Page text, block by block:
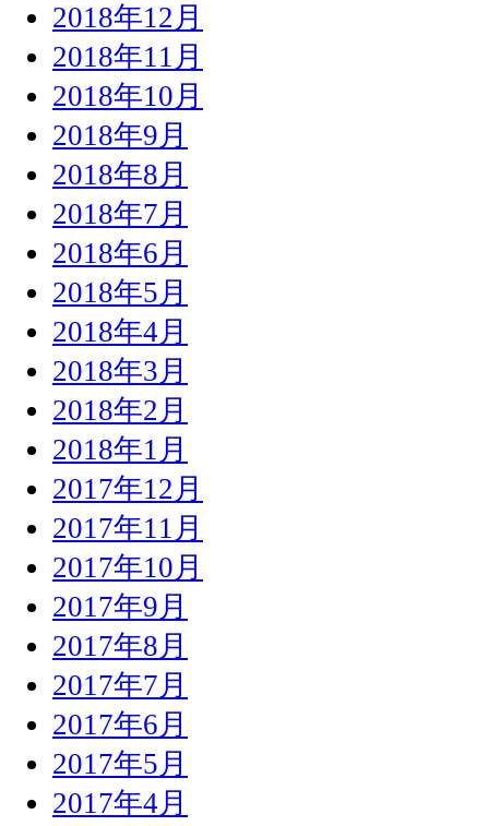
2018年12月
2018年11月
2018年10月
2018年9月
2018年8月
2018年7月
2018年6月
2018年5月
2018年4月
2018年3月
2018年2月
2018年1月
2017年12月
2017年11月
2017年10月
2017年9月
2017年8月
2017年7月
2017年6月
2017年5月
2017年4月